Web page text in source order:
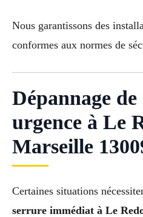
Nous garantissons des
conformes aux normes de
Dépannage
urgence à Le
Marseille
Certaines situations
serrure immédiat à Le